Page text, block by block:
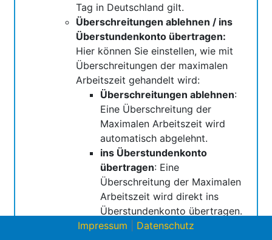
Tag in Deutschland gilt.
Überschreitungen ablehnen / ins
Überstundenkonto übertragen:
Hier können Sie einstellen, wie mit
Überschreitungen der maximalen
Arbeitszeit gehandelt wird:
Überschreitungen ablehnen:
Eine Überschreitung der
Maximalen Arbeitszeit wird
automatisch abgelehnt.
ins Überstundenkonto
übertragen: Eine
Überschreitung der Maximalen
Arbeitszeit wird direkt ins
Überstundenkonto übertragen.
Alternativ können beide
Impressum Datenschutz